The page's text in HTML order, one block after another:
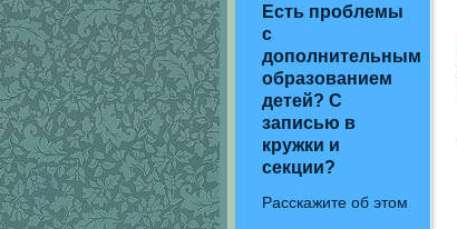
Есть проблемы
с
дополнительным
образованием
детей? С
записью в
кружки и
секции?
Расскажите об этом